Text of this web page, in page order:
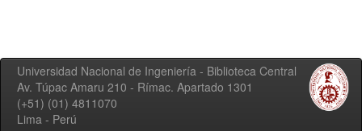
Universidad Nacional de Ingeniería - Biblioteca Central
Av. Túpac Amaru 210 - Rímac. Apartado 1301
(+51) (01) 4811070
Lima - Perú